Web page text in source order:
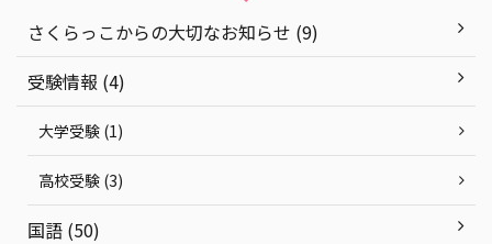
さくらっこからの大切なお知らせ (9)
受験情報 (4)
大学受験 (1)
高校受験 (3)
国語 (50)